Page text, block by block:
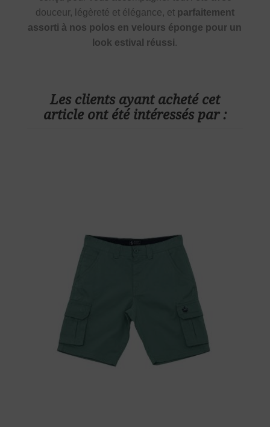
douceur, légèreté et élégance, et parfaitement
assorti à nos polos en velours éponge pour un
look estival réussi.
Les clients ayant acheté cet
article ont été intéressés par :